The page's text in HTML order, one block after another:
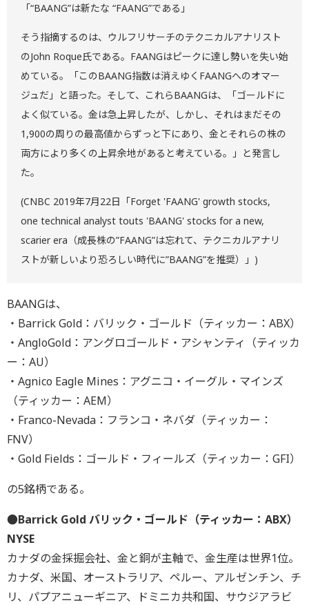
「“BAANG”は新たな “FAANG”である」
そう指摘するのは、ウルフリサーチのテクニカルアナリスト
のJohn Roque氏である。FAANGはピークに達し勢いを失い始
めている。「このBAANG指数は消えゆくFAANGへのオマー
ジュだ」と語った。そして、これらBAANGは、「ゴールドに
よく似ている。金は急上昇したが、しかし、それはまだその
1,900の周りの最高値からずっと下にあり、金とそれらの株の
両方により多くの上昇余地があると考えている。」と発言し
た。
(CNBC 2019年7月22日「Forget 'FAANG' growth stocks,
one technical analyst touts 'BAANG' stocks for a new,
scarier era（成長株の”FAANG”は忘れて、テクニカルアナリ
ストが新しいより恐ろしい時代に”BAANG”を推奨）」)
BAANGは、
・Barrick Gold：バリック・ゴールド（ティッカー：ABX）
・AngloGold：アングロゴールド・アシャンティ（ティッカ
ー：AU）
・Agnico Eagle Mines：アグニコ・イーグル・マインズ
（ティッカー：AEM）
・Franco-Nevada：フランコ・ネバダ（ティッカー：
FNV）
・Gold Fields：ゴールド・フィールズ（ティッカー：GFI）
の5銘柄である。
●Barrick Gold バリック・ゴールド（ティッカー：ABX）
NYSE
カナダの金採掘会社、金と銅が主軸で、金生産は世界1位。
カナダ、米国、オーストラリア、ペルー、アルゼンチン、チ
リ、パプアニューギニア、ドミニカ共和国、サウジアラビ